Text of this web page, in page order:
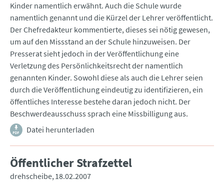
Kinder namentlich erwähnt. Auch die Schule wurde
namentlich genannt und die Kürzel der Lehrer veröffentlicht.
Der Chefredakteur kommentierte, dieses sei nötig gewesen,
um auf den Missstand an der Schule hinzuweisen. Der
Presserat sieht jedoch in der Veröffentlichung eine
Verletzung des Persönlichkeitsrecht der namentlich
genannten Kinder. Sowohl diese als auch die Lehrer seien
durch die Veröffentlichung eindeutig zu identifizieren, ein
öffentliches Interesse bestehe daran jedoch nicht. Der
Beschwerdeausschuss sprach eine Missbilligung aus.
Datei herunterladen
Öffentlicher Strafzettel
drehscheibe 18.02.2007